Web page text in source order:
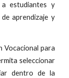
a estudiantes y
aprendizaje y
Vocacional para
seleccionar
dentro de la